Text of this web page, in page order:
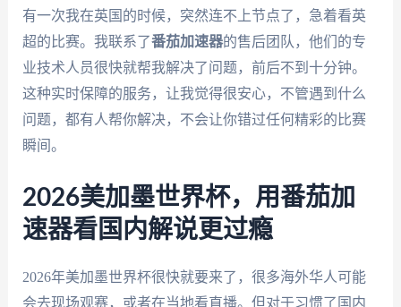
有一次我在英国的时候，突然连不上节点了，急着看英
超的比赛。我联系了番茄加速器的售后团队，他们的专
业技术人员很快就帮我解决了问题，前后不到十分钟。
这种实时保障的服务，让我觉得很安心，不管遇到什么
问题，都有人帮你解决，不会让你错过任何精彩的比赛
瞬间。
2026美加墨世界杯，用番茄加
速器看国内解说更过瘾
2026年美加墨世界杯很快就要来了，很多海外华人可能
会去现场观赛，或者在当地看直播。但对于习惯了国内